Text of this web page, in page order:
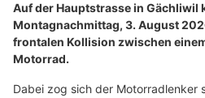
Auf der Hauptstrasse in Gächliwil
Montagnachmittag, 3. August
frontalen Kollision zwischen
Motorrad.
Dabei zog sich der Motorradlenker